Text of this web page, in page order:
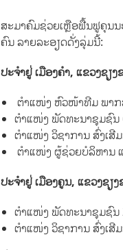
ສະມາຄົມຊ່ວຍເຫຼືອຟື້ນຟູຄຸນ
ຄົນ ລາຍລະອຽດດັ່ງລຸ່ມນີ້:
ປະຈຳຢູ່ ເມືອງຄຳ, ແຂວງຊຽງ
ຕຳແໜ່ງ ຫົວໜ້າທີມ ພາ
ຕຳແໜ່ງ ພັດທະນາຊຸມຊົນ
ຕຳແໜ່ງ ວິຊາການ ສົ່ງເສີ
ຕຳແໜ່ງ ຜູ້ຊ່ວຍບໍລິຫານ
ປະຈຳຢູ່ ເມືອງຄູນ, ແຂວງຊຽງ
ຕຳແໜ່ງ ພັດທະນາຊຸມຊົນ
ຕຳແໜ່ງ ວິຊາການ ສົ່ງເສີ